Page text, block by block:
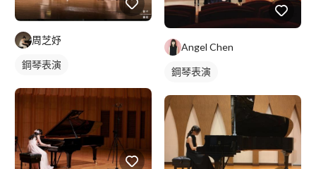
周芝妤
鋼琴表演
Angel Chen
鋼琴表演